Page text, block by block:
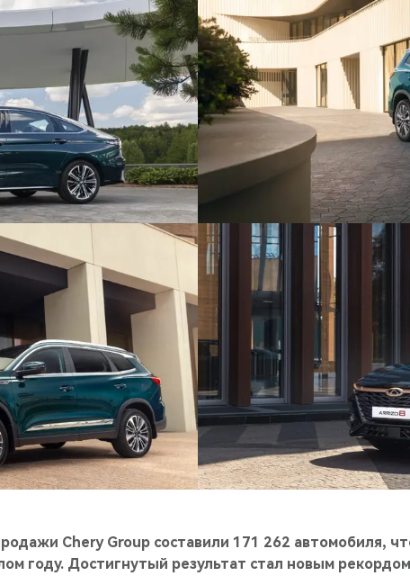
Chery Group составили 171 262 автомобиля,
году. Достигнутый результат стал новым